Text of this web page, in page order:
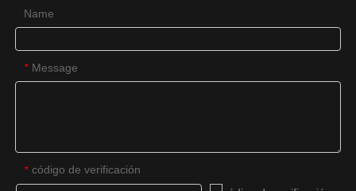
Name
* Message
* código de verificación